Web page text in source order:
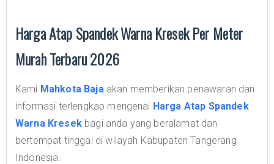
Harga Atap Spandek Warna Kresek Per Meter
Murah Terbaru 2026
Kami Mahkota Bajaakan memberikan penawaran dan
informasi terlengkap mengenai Harga Atap Spandek
Warna Kresekbagi anda yang beralamat dan
bertempat tinggal di wilayah Kabupaten Tangerang
Indonesia.